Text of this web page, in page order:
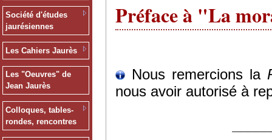
Société d'études
jaurésiennes
Les Cahiers Jaurès
Les "Oeuvres" de
Jean Jaurès
Colloques, tables-
rondes, rencontres
Préface à "La
Nous remercions la
nous avoir autorisé à